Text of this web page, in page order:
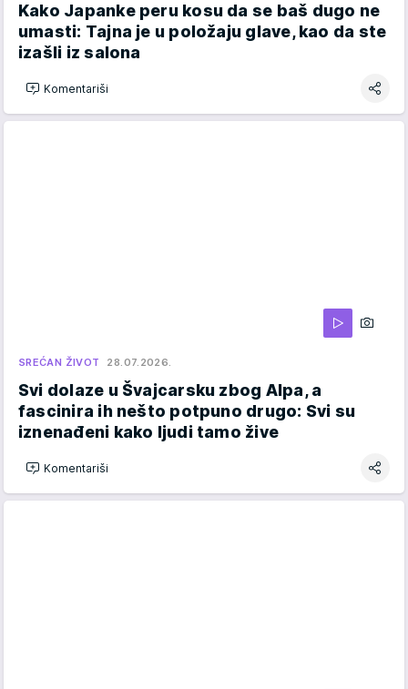
Kako Japanke peru kosu da se baš dugo ne
umasti: Tajna je u položaju glave, kao da ste
izašli iz salona
Komentariši
SREĆAN ŽIVOT 28.07.2026.
Svi dolaze u Švajcarsku zbog Alpa, a
fascinira ih nešto potpuno drugo: Svi su
iznenađeni kako ljudi tamo žive
Komentariši